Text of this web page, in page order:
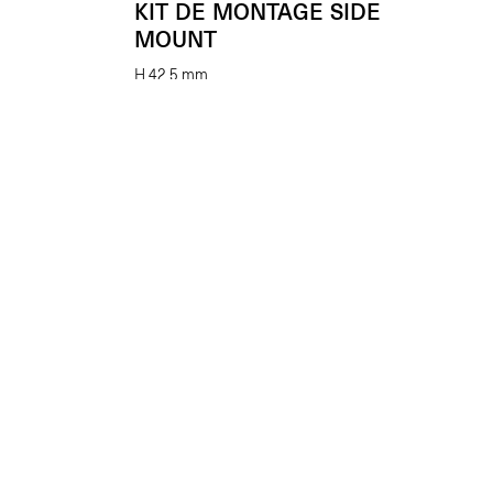
KIT DE MONTAGE SIDE
MOUNT
H 42,5 mm